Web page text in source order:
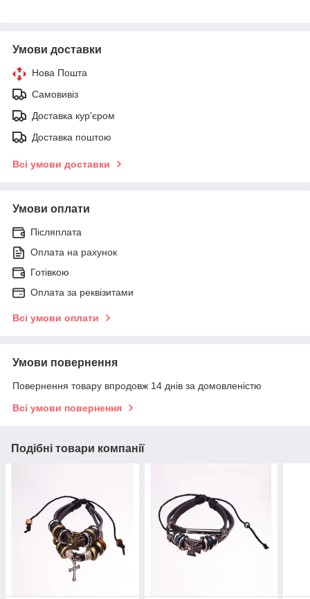
Умови доставки
Нова Пошта
Самовивіз
Доставка кур'єром
Доставка поштою
Всі умови доставки
Умови оплати
Післяплата
Оплата на рахунок
Готівкою
Оплата за реквізитами
Всі умови оплати
Умови повернення
Повернення товару впродовж 14 днів за домовленістю
Всі умови повернення
Подібні товари компанії